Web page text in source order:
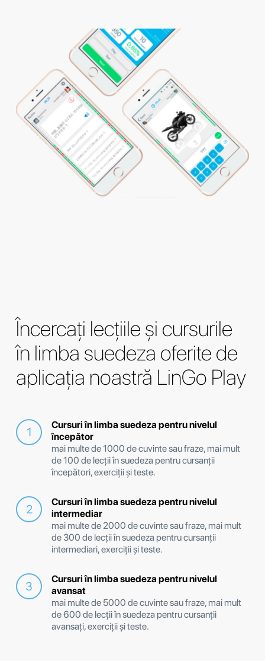
Încercați lecțiile și cursurile
în limba suedeza oferite de
aplicația noastră LinGo Play
Cursuri în limba suedeza pentru nivelul
începător
mai multe de 1000 de cuvinte sau fraze, mai mult
de 100 de lecții în suedeza pentru cursanții
începători, exerciții și teste.
Cursuri în limba suedeza pentru nivelul
intermediar
mai multe de 2000 de cuvinte sau fraze, mai mult
de 300 de lecții în suedeza pentru cursanții
intermediari, exerciții și teste.
Cursuri în limba suedeza pentru nivelul
avansat
mai multe de 5000 de cuvinte sau fraze, mai mult
de 600 de lecții în suedeza pentru cursanții
avansați, exerciții și teste.